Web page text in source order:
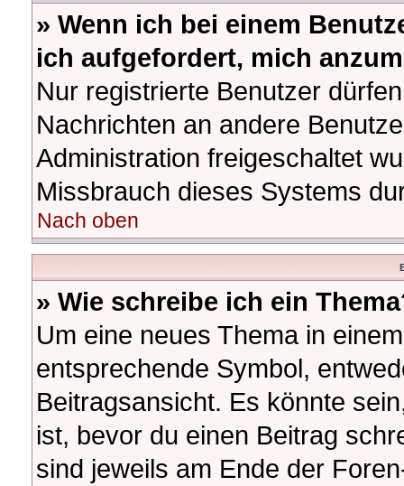
» Wenn ich bei einem
ich aufgefordert, mich
Nur registrierte Benutzer
Nachrichten an andere
Administration freigeschaltet
Missbrauch dieses Systems
Nach oben
» Wie schreibe ich ein
Um eine neues Thema in
entsprechende Symbol,
Beitragsansicht. Es könnte
ist, bevor du einen Beitrag
sind jeweils am Ende der